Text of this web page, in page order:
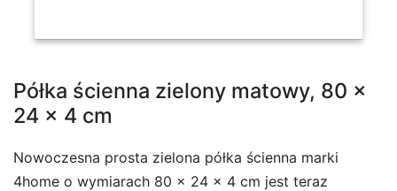
Półka ścienna zielony matowy, 80 x
24 x 4 cm
Nowoczesna prosta zielona półka ścienna marki
4home o wymiarach 80 x 24 x 4 cm jest teraz